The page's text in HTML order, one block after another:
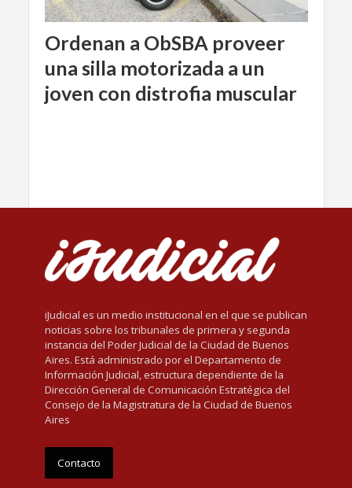
Ordenan a ObSBA proveer
una silla motorizada a un
joven con distrofia muscular
iJudicial es un medio institucional en el que se publican
noticias sobre los tribunales de primera y segunda
instancia del Poder Judicial de la Ciudad de Buenos
Aires. Está administrado por el Departamento de
Información Judicial, estructura dependiente de la
Dirección General de Comunicación Estratégica del
Consejo de la Magistratura de la Ciudad de Buenos
Aires
Contacto